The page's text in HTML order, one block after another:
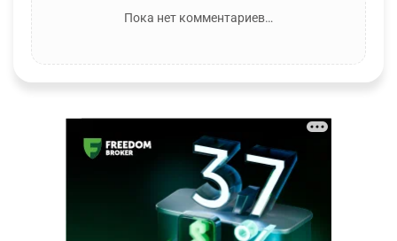
Пока нет комментариев…